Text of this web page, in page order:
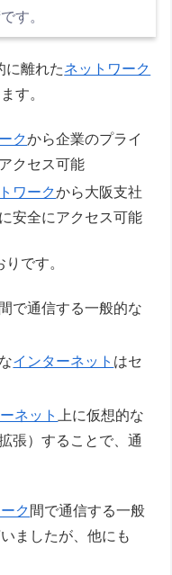
す。
に離れたネットワーク
す。
クから企業のプライ
クセス可能
ワークから大阪支社
に安全にアクセス可能
です。
間で通信する一般的な
インターネット はセ
ネット
上に仮想的な
張）することで、通
ク 間で通信する一般
いましたが、他にも